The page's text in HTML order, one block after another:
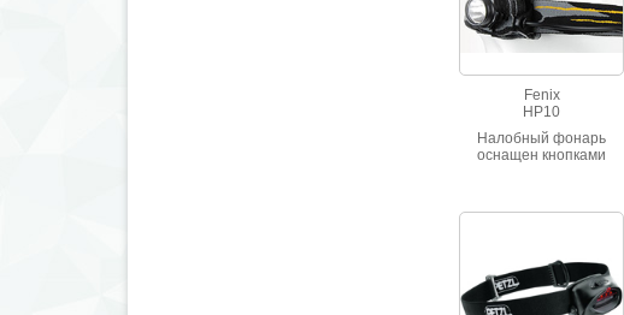
Fenix
HP10
Налобный фонарь
оснащен кнопками
яркости, от 4 до 225
люмен. В минимальном
режиме фонарь
способен проработать